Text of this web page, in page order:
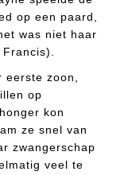
op een paard,
was niet haar
zoon,
op
kon
ze snel van
zwangerschap
veel te